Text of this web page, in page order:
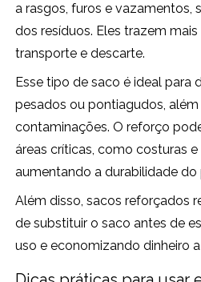
a rasgos, furos e vazamentos,
dos resíduos. Eles trazem
transporte e descarte.
Esse tipo de saco é ideal para
pesados ou pontiagudos,
contaminações. O reforço
áreas críticas, como costuras
aumentando a durabilidade do
Além disso, sacos reforçados
de substituir o saco antes de
uso e economizando dinheiro